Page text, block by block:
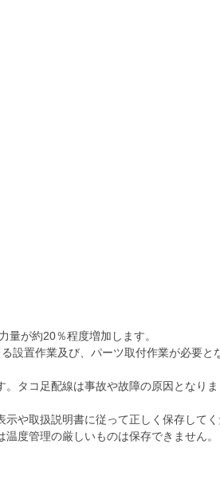
が約20％程度増加します。
設置作業及び、パーツ取付作業が必要と
タコ足配線は事故や故障の原因となりま
や取扱説明書に従って正しく保存して
度管理の厳しいものは保存できません。